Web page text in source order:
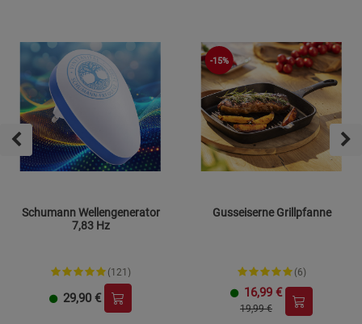
Schumann Wellengenerator
7,83 Hz
(121)
29,90 €
-15%
Gusseiserne Grillpfanne
(6)
16,99 €
19,99 €